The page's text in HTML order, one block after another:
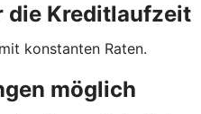
die ­Kreditlaufzeit
konstanten Raten.
möglich